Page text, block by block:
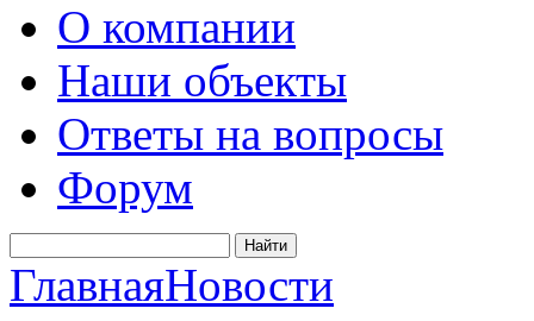
О компании
Наши объекты
Ответы на вопросы
Форум
ГлавнаяНовости